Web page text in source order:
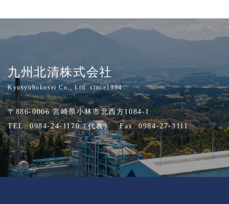
九州北清株式会社
Kyusyuhokusei Co., Ltd. since1994
〒886-0006 宮崎県小林市北西方1084-1
TEL. 0984-24-1170（代表） Fax. 0984-27-3111